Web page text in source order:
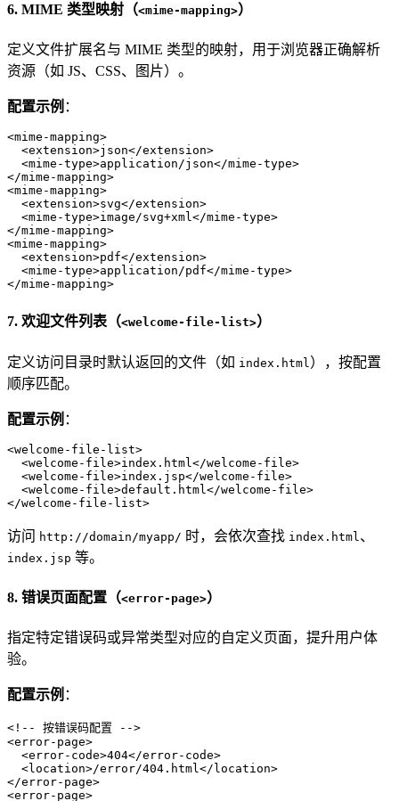
6. MIME 类型映射（<mime-mapping>）
定义文件扩展名与 MIME 类型的映射，用于浏览器正确解析
资源（如 JS、CSS、图片）。
配置示例 ：
<mime-mapping>
<extension>json</extension>
<mime-type>application/json</mime-type>
</mime-mapping>
<mime-mapping>
<extension>svg</extension>
<mime-type>image/svg+xml </mime-type>
</mime-mapping>
<mime-mapping>
<extension>pdf</extension>
<mime-type>application/pdf</mime-type>
</mime-mapping>
7. 欢迎文件列表（<welcome-file-list>）
定义访问目录时默认返回的文件（如 index.html ），按配置
顺序匹配。
配置示例 ：
<welcome-file-list>
<welcome-file>index.html </welcome-file>
<welcome-file>index.jsp</welcome-file>
<welcome-file>default.html </welcome-file>
</welcome-file-list>
访问 http://domain/myapp/ 时，会依次查找 index.html 、
index.jsp 等。
8. 错误页面配置（<error-page>）
指定特定错误码或异常类型对应的自定义页面，提升用户体
验。
配置示例 ：
<!-- 按错误码配置 -->
<error-page>
<error-code>404</error-code>
<location>/error/404.html</ location>
</error-page>
<error-page>